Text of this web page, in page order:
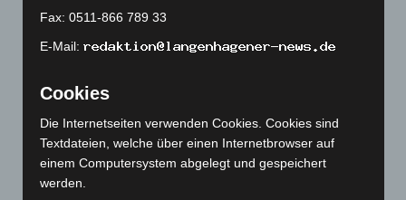
November 2023 (130)
Oktober 2023(114)
September 2023
Juli 2023 (118)
Juni 2023(142)
Mai 2023(139)
Fax: 0511-866 789 33
E-Mail:
Cookies
Die Internetseiten verwenden Cookies. Cookies sind
Textdateien, welche über einen Internetbrowser auf
einem Computersystem abgelegt und gespeichert
werden.